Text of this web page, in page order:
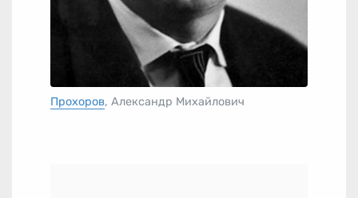
Прохоров, Александр Михайлович